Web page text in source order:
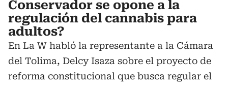
Conservador se opone a la
regulación del cannabis para
adultos?
En La W habló la representante a la Cámara
del Tolima, Delcy Isaza sobre el proyecto de
reforma constitucional que busca regular el